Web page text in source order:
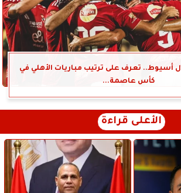
أسيوط.. تعرف على ترتيب مباريات الأهلي في
كأس عاصمة...
الأعلى قراءة